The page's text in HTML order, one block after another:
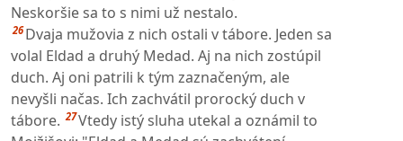
Neskoršie sa to s nimi už nestalo.
26 Dvaja mužovia z nich ostali v tábore. Jeden sa
volal Eldad a druhý Medad. Aj na nich zostúpil
duch. Aj oni patrili k tým zaznačeným, ale
nevyšli načas. Ich zachvátil prorocký duch v
tábore. 27Vtedy istý sluha utekal a oznámil to